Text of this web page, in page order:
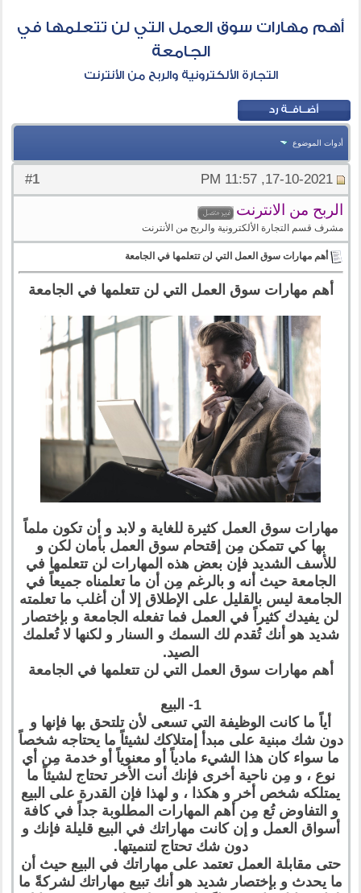
أهم مهارات سوق العمل التي لن تتعلمها في
الجامعة
التجارة الألكترونية والربح من الأنترنت
أدوات الموضوع
#
1 17-10-2021, 11:57 PM
الربح من الانترنت
مشرف قسم التجارة الألكترونية والربح من الأنترنت
أهم مهارات سوق العمل التي لن تتعلمها في الجامعة
أهم مهارات سوق العمل التي لن تتعلمها في الجامعة
مهارات سوق العمل كثيرة للغاية و لابد و أن تكون ملماً
بها كي تتمكن مِن إقتحام سوق العمل بأمان لكن و
للأسف الشديد فإن بعض هذه المهارات لن تتعلمها في
الجامعة حيث أنه و بالرغم مِن أن ما تعلمناه جميعاً في
الجامعة ليس بالقليل على الإطلاق إلا أن أغلب ما تعلمته
لن يفيدك كثيراً في العمل فما تفعله الجامعة و بإختصار
شديد هو أنك تُقدم لك السمك و السنار و لكنها لا تُعلمك
الصيد.
أهم مهارات سوق العمل التي لن تتعلمها في الجامعة
1- البيع
أياً ما كانت الوظيفة التي تسعى لأن تلتحق بها فإنها و
دون شك مبنية على مبدأ إمتلاكك لشيئاً ما يحتاجه شخصاً
ما سواء كان هذا الشيء مادياً أو معنوياً أو خدمة مِن أي
نوع ، و مِن ناحية أخرى فإنك أنت الأخر تحتاج لشيئاً ما
يمتلكه شخص أخر و هكذا ، و لهذا فإن القدرة على البيع
و التفاوض تُع مِن أهم المهارات المطلوبة جداً في كافة
أسواق العمل و إن كانت مهاراتك في البيع قليلة فإنك و
دون شك تحتاج لتنميتها.
حتى مقابلة العمل تعتمد على مهاراتك في البيع حيث أن
ما يحدث و بإختصار شديد هو أنك تبيع مهاراتك لشركةً ما